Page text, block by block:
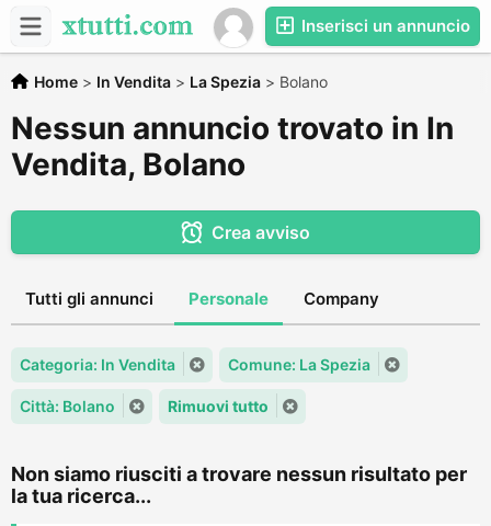
Inserisci un annuncio
Home > In Vendita > La Spezia > Bolano
Nessun annuncio trovato in In
Vendita, Bolano
Crea avviso
Tutti gli annunci Personale Company
Categoria: In Vendita Comune: La Spezia
Città: Bolano Rimuovi tutto
Non siamo riusciti a trovare nessun risultato per
la tua ricerca...